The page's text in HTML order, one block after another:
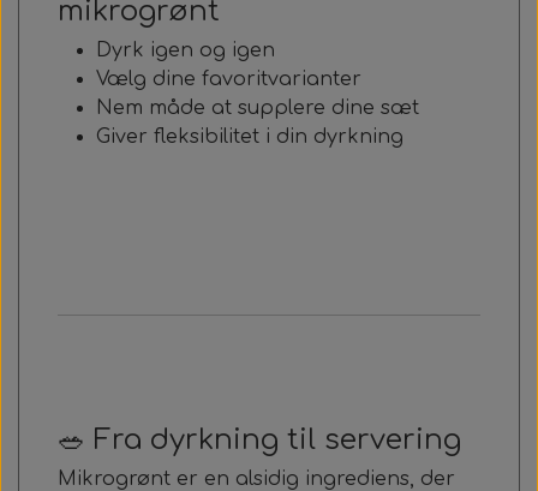
mikrogrønt
Dyrk igen og igen
Vælg dine favoritvarianter
Nem måde at supplere dine sæt
Giver fleksibilitet i din dyrkning
🥗 Fra dyrkning til servering
Mikrogrønt er en alsidig ingrediens, der